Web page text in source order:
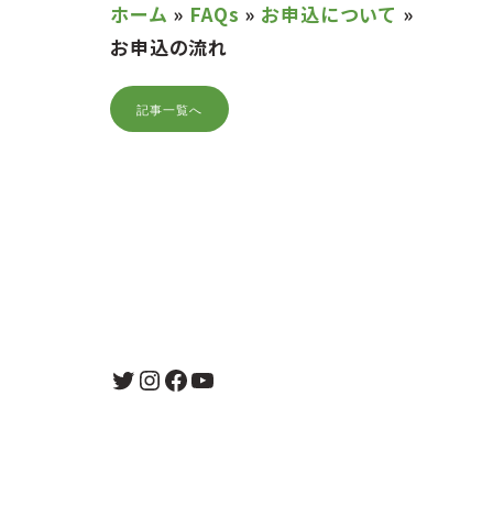
ホーム » FAQs » お申込について »
お申込の流れ
記事一覧へ
Twitter
Instagram
Facebook
YouTube